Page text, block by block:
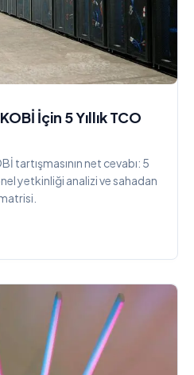
İçin 5 Yıllık TCO
tartışmasının net cevabı: 5
yetkinliği analizi ve sahadan